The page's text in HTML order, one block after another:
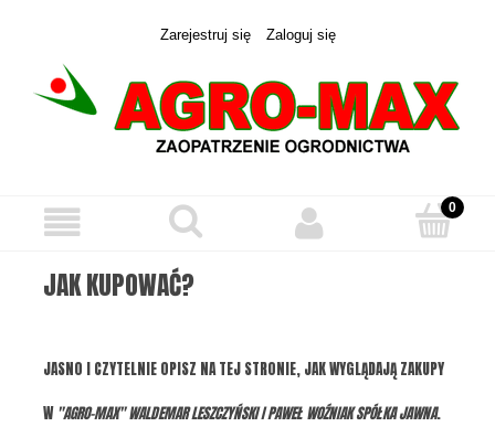
Zarejestruj się Zaloguj się
JAK KUPOWAĆ?
JASNO I CZYTELNIE OPISZ NA TEJ STRONIE, JAK WYGLĄDAJĄ ZAKUPY
W "AGRO-MAX" WALDEMAR LESZCZYŃSKI I PAWEŁ WOŹNIAK SPÓŁKA JAWNA.